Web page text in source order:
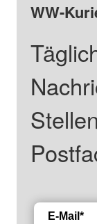
WW-
E-Mail*